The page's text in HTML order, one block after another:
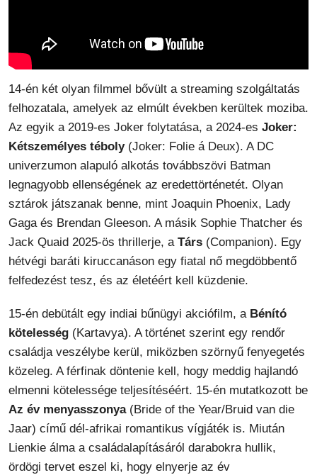
14-én két olyan filmmel bővült a streaming szolgáltatás
felhozatala, amelyek az elmúlt években kerültek moziba.
Az egyik a 2019-es Joker folytatása, a 2024-es Joker:
Kétszemélyes téboly(Joker: Folie á Deux). A DC
univerzumon alapuló alkotás továbbszövi Batman
legnagyobb ellenségének az eredettörténetét. Olyan
sztárok játszanak benne, mint Joaquin Phoenix, Lady
Gaga és Brendan Gleeson. A másik Sophie Thatcher és
Jack Quaid 2025-ös thrillerje, a Társ (Companion). Egy
hétvégi baráti kiruccanáson egy fiatal nő megdöbbentő
felfedezést tesz, és az életéért kell küzdenie.
15-én debütált egy indiai bűnügyi akciófilm, a Bénító
kötelesség (Kartavya). A történet szerint egy rendőr
családja veszélybe kerül, miközben szörnyű fenyegetés
közeleg. A férfinak döntenie kell, hogy meddig hajlandó
elmenni kötelessége teljesítéséért. 15-én mutatkozott be
Az év menyasszonya(Bride of the Year/Bruid van die
Jaar) című dél-afrikai romantikus vígjáték is. Miután
Lienkie álma a családalapításáról darabokra hullik,
ördögi tervet eszel ki, hogy elnyerje az év